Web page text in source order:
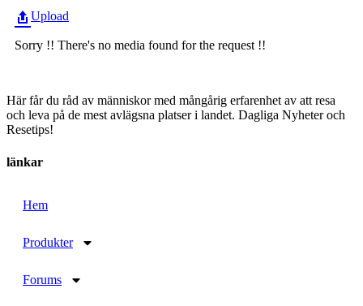
Upload
Sorry !! There's no media found for the request !!
Här får du råd av människor med mångårig erfarenhet av att resa
och leva på de mest avlägsna platser i landet. Dagliga Nyheter och
Resetips!
länkar
Hem
Produkter
Forums